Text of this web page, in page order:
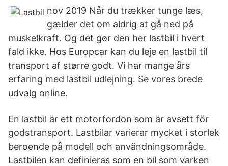
nov 2019 Når du trækker tunge læs,
gælder det om aldrig at gå ned på
muskelkraft. Og det gør den her lastbil i hvert
fald ikke. Hos Europcar kan du leje en lastbil til
transport af større godt. Vi har mange års
erfaring med lastbil udlejning. Se vores brede
udvalg online.
En lastbil är ett motorfordon som är avsett för
godstransport. Lastbilar varierar mycket i storlek
beroende på modell och användningsområde.
Lastbilen kan definieras som en bil som varken